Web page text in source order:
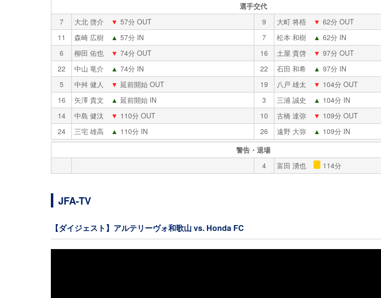
選手交代
7
大北 啓介 ▼ 57分 OUT 9 大町 将梧 ▼ 62分 OUT
11
森崎 広樹 ▲ 57分 IN 7 松本 和樹 ▲ 62分 IN
6
柳田 佑也 ▼ 74分 OUT 16 土屋 貴啓 ▼ 97分 OUT
22
中山 竜介 ▲ 74分 IN 22 石田 和希 ▲ 97分 IN
5
中舛 健人 ▼ 延前開始 OUT 19 八戸 雄太 ▼ 104分 OUT
16
矢澤 貴文 ▲ 延前開始 IN 3 三浦 誠史 ▲ 104分 IN
14
中島 健汰 ▼ 110分 OUT 10 古橋 達弥 ▼ 109分 OUT
24
三宅 雄高 ▲ 110分 IN 26 遠野 大弥 ▲ 109分 IN
警告・退場
4
富田 湧也 114分
JFA-TV
【ダイジェスト】アルテリーヴォ和歌山 vs. Honda FC